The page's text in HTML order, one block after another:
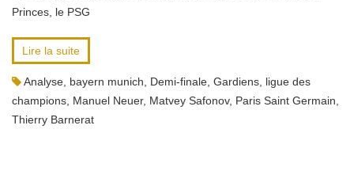
Princes, le PSG
Lire la suite
Analyse bayern munich Demi-finale Gardiens ligue des
champions Manuel Neuer, Matvey Safonov, Paris Saint Germain
Thierry Barnerat